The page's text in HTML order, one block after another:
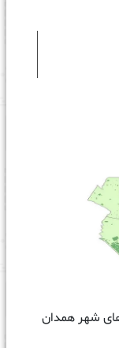
شهر همدان